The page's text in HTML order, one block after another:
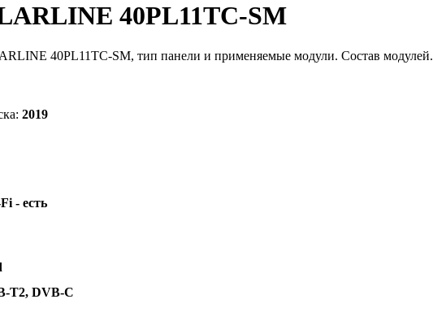
40PL11TC-SM
40PL11TC-SM, тип панели и применяемые модули. Состав модулей.
2019
- есть
T2, DVB-C